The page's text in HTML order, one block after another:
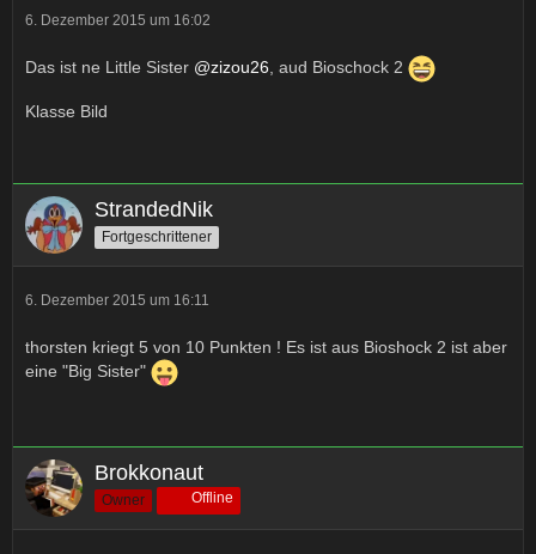
6. Dezember 2015 um 16:02
Das ist ne Little Sister @zizou26, aud Bioschock 2
Klasse Bild
StrandedNik
Fortgeschrittener
6. Dezember 2015 um 16:11
thorsten kriegt 5 von 10 Punkten ! Es ist aus Bioshock 2 ist aber
eine "Big Sister"
Brokkonaut
Owner Offline